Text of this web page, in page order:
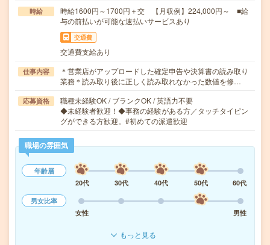
時給
時給1600円～1700円＋交 【月収例】224,000円～ ■給
与の前払いが可能な速払いサービスあり
交通費
交通費支給あり
仕事内容
＊営業店がアップロードした確定申告や決算書の読み取り
業務＊読み取り後に正しく読み取れなかった数値を修…
応募資格
職種未経験OK / ブランクOK / 英語力不要
◆未経験者歓迎！◆事務の経験がある方／タッチタイピン
グができる方歓迎。#初めての派遣歓迎
職場の雰囲気
年齢層
20代
30代 40代 50代
60代
男女比率
女性
男性
もっと見る